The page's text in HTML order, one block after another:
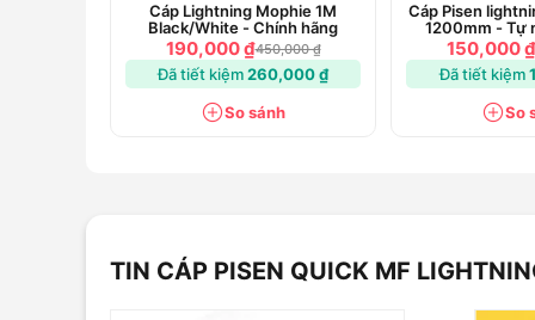
Cáp Lightning Mophie 1M
Black/White - Chính hãng
190,000 ₫450,000 ₫
Đã tiết kiệm260,000 ₫
So sánh
Cáp Pisen
1200mm - Tự
150,000 ₫
Đã tiết kiệm
So
TIN CÁP PISEN QUICK MF